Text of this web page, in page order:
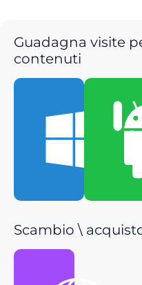
Guadagna visite
contenuti
Scambio \